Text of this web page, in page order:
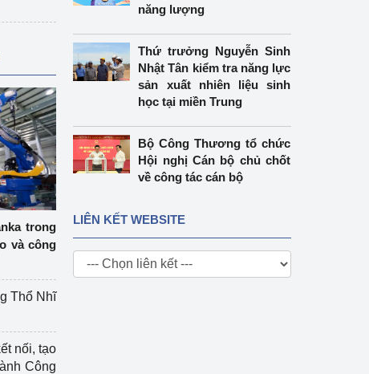
trong
và công
Thổ Nhĩ
nối, tạo
Công
năng lượng
Thứ trưởng Nguyễn Sinh
Nhật Tân kiểm tra năng lực
sản xuất nhiên liệu sinh
học tại miền Trung
Bộ Công Thương tổ chức
Hội nghị Cán bộ chủ chốt
về công tác cán bộ
LIÊN KẾT WEBSITE